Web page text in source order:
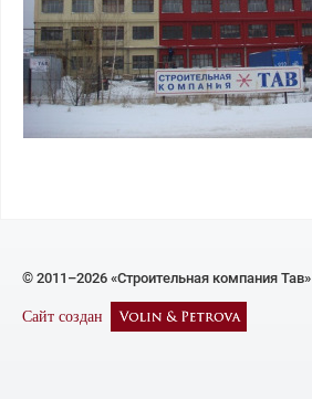
© 2011–2026 «Строительная компания Тав»
Сайт создан